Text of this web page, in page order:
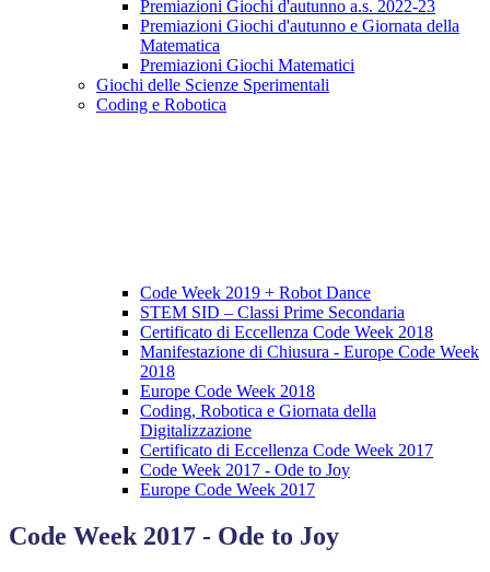
Premiazioni Giochi d'autunno a.s. 2022-23
Premiazioni Giochi d'autunno e Giornata della
Matematica
Premiazioni Giochi Matematici
Giochi delle Scienze Sperimentali
Coding e Robotica
Code Week 2019 + Robot Dance
STEM SID – Classi Prime Secondaria
Certificato di Eccellenza Code Week 2018
Manifestazione di Chiusura - Europe Code Week
2018
Europe Code Week 2018
Coding, Robotica e Giornata della
Digitalizzazione
Certificato di Eccellenza Code Week 2017
Code Week 2017 - Ode to Joy
Europe Code Week 2017
Code Week 2017 - Ode to Joy